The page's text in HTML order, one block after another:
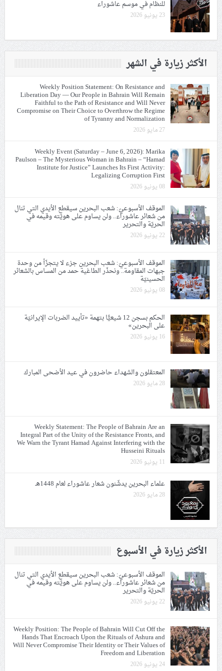
للنظام في موسم عاشوراء
23 يونيو 2026
الأكثر زيارة في الشهر
Weekly Position Statement: On Resistance and
Liberation Day — Our People in Bahrain Will Remain
Faithful to the Path of Resistance and Will Never
Compromise on Their Choice to Overthrow the Regime
of Tyranny and Normalization
27 مايو 2026
Weekly Event (Saturday – June 6, 2026): Marika
Paulson – The Mysterious Woman in Bahrain – “Hamad
Institute for Justice” Launches Its First Activity:
Legalizing Corruption First
08 يونيو 2026
الموقف الأسبوعيّ: شعب البحرين سيقطع الأيدي التي تنال
من شعائر عاشوراء.. ولن يساوم على هويّته وقيمه في
الحريّة والتحرير
22 يونيو 2026
الموقف الأسبوعيّ: شعب البحرين جزء لا يتجزّأ من وحدة
جبهات المقاومة.. ونحذّر الطاغية حمد من المساس بالشعائر
الحسينيّة
08 يونيو 2026
الحكم بسجن 12 شيعيًّا بتهمة «تأييد الضربات الإيرانيّة
على البحرين»
16 يونيو 2026
المعتقلون والشهداء حاضرون في عيد الأضحى المبارك
28 مايو 2026
Weekly Statement: The People of Bahrain Are an
Integral Part of the Unity of the Resistance Fronts, and
We Warn the Tyrant Hamad Against Interfering with the
Husseini Rituals
11 يونيو 2026
علماء البحرين يدشّنون شعار عاشوراء لعام 1448هـ
28 مايو 2026
الأكثر زيارة في الأسبوع
الموقف الأسبوعيّ: شعب البحرين سيقطع الأيدي التي تنال
من شعائر عاشوراء.. ولن يساوم على هويّته وقيمه في
الحريّة والتحرير
22 يونيو 2026
Weekly Position: The People of Bahrain Will Cut Off the
Hands That Encroach Upon the Rituals of Ashura and
Will Never Compromise Their Identity or Their Values of
Freedom and Liberation
24 يونيو 2026